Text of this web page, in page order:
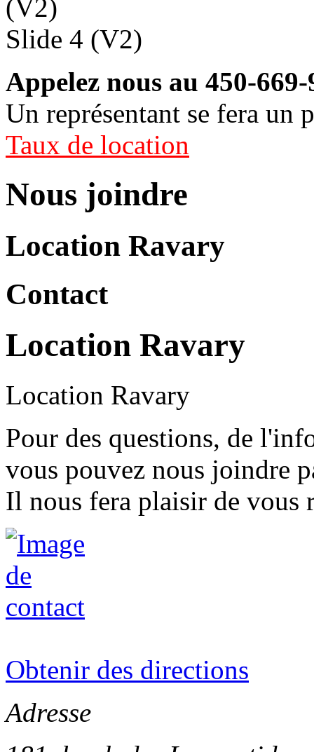
Slide 4 (V2)
Appelez nous au 450-669-
Un représentant se fera un
Taux de location
Nous joindre
Location Ravary
Contact
Location Ravary
Location Ravary
Pour des questions, de
vous pouvez nous joindre
Il nous fera plaisir de vous
Obtenir des directions
Adresse